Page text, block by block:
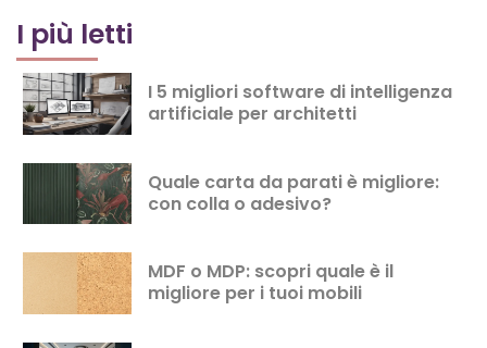
I più letti
I 5 migliori software di intelligenza
artificiale per architetti
Quale carta da parati è migliore:
con colla o adesivo?
MDF o MDP: scopri quale è il
migliore per i tuoi mobili